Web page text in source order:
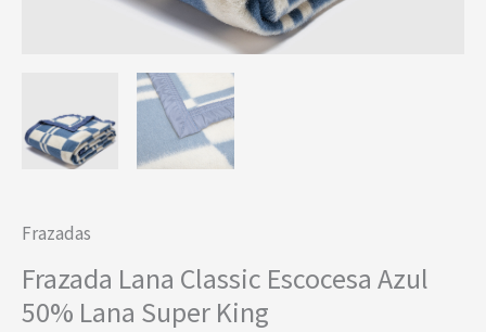
Frazadas
Frazada Lana Classic Escocesa Azul
50% Lana Super King